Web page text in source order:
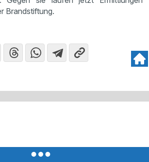
Brandstiftung.